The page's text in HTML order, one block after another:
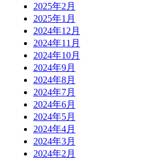
2025年2月
2025年1月
2024年12月
2024年11月
2024年10月
2024年9月
2024年8月
2024年7月
2024年6月
2024年5月
2024年4月
2024年3月
2024年2月